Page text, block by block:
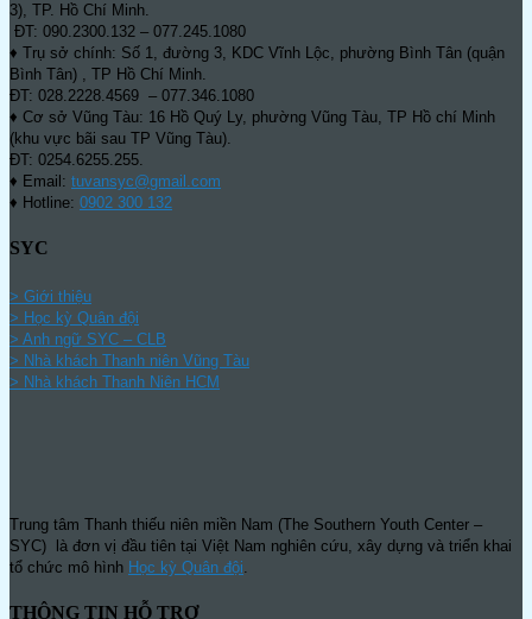
3), TP. Hồ Chí Minh.
ĐT: 090.2300.132 – 077.245.1080
♦ Trụ sở chính: Số 1, đường 3, KDC Vĩnh Lộc, phường Bình Tân (quận
Bình Tân) , TP Hồ Chí Minh.
ĐT: 028.2228.4569 – 077.346.1080
♦ Cơ sở Vũng Tàu: 16 Hồ Quý Ly, phường Vũng Tàu, TP Hồ chí Minh
(khu vực bãi sau TP Vũng Tàu).
ĐT: 0254.6255.255.
♦ Email: tuvansyc@gmail.com
♦ Hotline: 0902 300 132
SYC
> Giới thiệu
> Học kỳ Quân đội
> Anh ngữ SYC – CLB
> Nhà khách Thanh niên Vũng Tàu
> Nhà khách Thanh Niên HCM
Trung tâm Thanh thiếu niên miền Nam (The Southern Youth Center –
SYC) là đơn vị đầu tiên tại Việt Nam nghiên cứu, xây dựng và triển khai
tổ chức mô hình Học kỳ Quân đội
THÔNG TIN HỖ TRỢ